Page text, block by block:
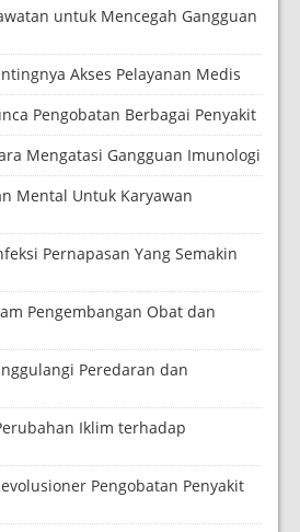
untuk Mencegah Gangguan
Akses Pelayanan Medis
Pengobatan Berbagai Penyakit
Mengatasi Gangguan Imunologi
Mental Untuk Karyawan
Pernapasan Yang Semakin
Pengembangan Obat dan
Peredaran dan
Iklim terhadap
Pengobatan Penyakit